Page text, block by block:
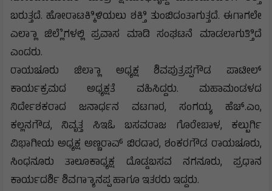
ಬರುತ್ತದೆ. ಹೋರಾಟಕ್ಕಿಿಳಿಯಲು ಶಕ್ತಿಿ ತುಂಬಿದಂತಾಗುತ್ತದೆ. ಈಗಾಗಲೇ
ಎಲ್ಲಾಾ ಜಿಲ್ಲೆೆಗಳಲ್ಲಿ ಪ್ರವಾಸ ಮಾಡಿ ಸಂಘಟನೆ ಮಾಡಲಾಗುತ್ತಿಿದೆ
ಎಂದರು.
ರಾಯಚೂರು ಜಿಲ್ಲಾಾ ಅಧ್ಯಕ್ಷ ಶಿವಪುತ್ರಪ್ಪಗೌಡ ಪಾಟೀಲ್
ಕಾರ್ಯಕ್ರಮದ ಅಧ್ಯಕ್ಷತೆ ವಹಿಸಿದ್ದರು. ಮಹಾಮಂಡಳದ
ನಿರ್ದೇಶಕರಾದ ಜನಾರ್ಧನ ವಟಗಾರ, ಸಂಗಯ್ಯ ಹೆಚ್.ಎಂ,
ಕಲ್ಲನಗೌಡ, ನಿವೃತ್ತ ಸಿಇಓ ಬಸವರಾಜ ಗೊರೇಬಾಳ, ಕಲ್ಬುರ್ಗಿ
ವಿಭಾಗೀಯ ಅಧ್ಯಕ್ಷ ಅಣ್ಣರಾವ್ ಬಿರದಾರ, ಶಂಕರಗೌಡ ರಾಯಚೂರು,
ಸಿಂಧನೂರು ತಾಲೂಕಾಧ್ಯಕ್ಷ ದೊಡ್ಡಬಸವ ನಗನೂರು, ಪ್ರಧಾನ
ಕಾರ್ಯದರ್ಶಿ ಶಿವಗ್ಯಾಾನಪ್ಪ ಹಾಗೂ ಇತರರು ಇದ್ದರು.